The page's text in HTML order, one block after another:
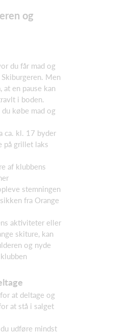
og
du får mad og
Men
en pause kan
i boden.
købe mad og
ca. kl. 17 byder
på grillet laks
af klubbens
stemningen
fra Orange
aktiviteter eller
skiture, kan
og nyde
at deltage og
at stå i salget
udføre mindst